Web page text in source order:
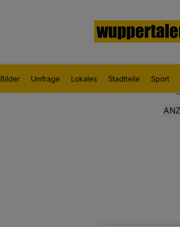
Bilder Umfrage Lokales Stadtteile Sport